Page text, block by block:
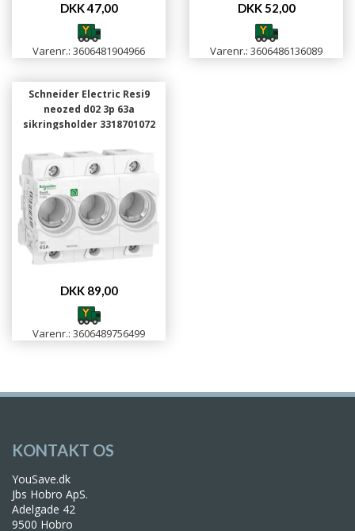
DKK 47,00
Varenr.: 3606481904966
DKK 52,00
Varenr.: 3606486136089
Schneider Electric Resi9
neozed d02 3p 63a
sikringsholder 3318701072
DKK 89,00
Varenr.: 3606489756499
KONTAKT OS
YouSave.dk
Jbs Hobro ApS.
Adelgade 42
9500 Hobro